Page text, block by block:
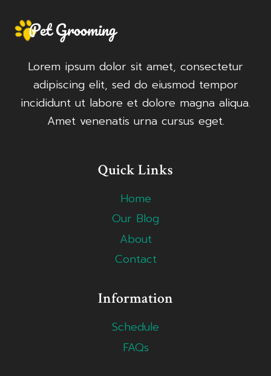
Lorem ipsum dolor sit amet, consectetur
adipiscing elit, sed do eiusmod tempor
incididunt ut labore et dolore magna aliqua.
Amet venenatis urna cursus eget.
Quick Links
Home
Our Blog
About
Contact
Information
Schedule
FAQs